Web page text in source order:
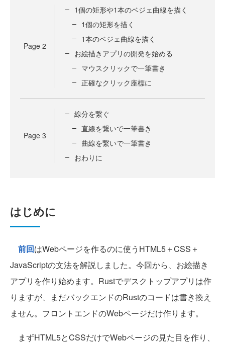
Page 2
1個の矩形や1本のベジェ曲線を描く
1個の矩形を描く
1本のベジェ曲線を描く
お絵描きアプリの開発を始める
マウスクリックで一筆書き
正確なクリック座標に
Page 3
線分を繋ぐ
直線を繋いで一筆書き
曲線を繋いで一筆書き
おわりに
はじめに
前回はWebページを作るのに使うHTML5＋CSS＋
JavaScriptの文法を解説しました。今回から、お絵描き
アプリを作り始めます。Rustでデスクトップアプリは作
りますが、まだバックエンドのRustのコードは書き換え
ません。フロントエンドのWebページだけ作ります。
まずHTML5とCSSだけでWebページの見た目を作り、